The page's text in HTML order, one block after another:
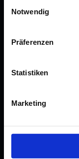
Notwendig
Präferenzen
Statistiken
Marketing